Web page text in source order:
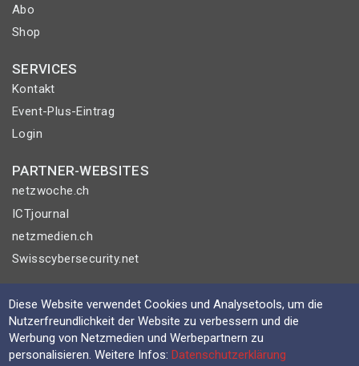
Abo
Shop
SERVICES
Kontakt
Event-Plus-Eintrag
Login
PARTNER-WEBSITES
netzwoche.ch
ICTjournal
netzmedien.ch
Swisscybersecurity.net
© NETZMEDIEN AG 2026
Impressum
AGB
Nutzungsbestimmungen
Diese Website verwendet Cookies und Analysetools, um die
Nutzerfreundlichkeit der Website zu verbessern und die
Werbung von Netzmedien und Werbepartnern zu
personalisieren. Weitere Infos:Datenschutzerklärung